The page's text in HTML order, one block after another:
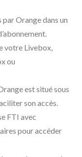
Orange dans un
votre Livebox,
ou
est situé sous
son accès.
FTI avec
pour accéder